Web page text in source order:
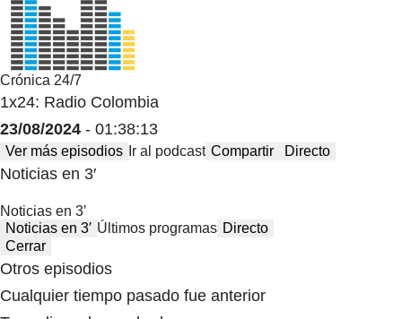
Crónica 24/7
1x24: Radio Colombia
23/08/2024 - 01:38:13
Ver más episodios Ir al podcast Compartir Directo
Noticias en 3′
Noticias en 3′
Noticias en 3′ Últimos programas Directo
Cerrar
Otros episodios
Cualquier tiempo pasado fue anterior